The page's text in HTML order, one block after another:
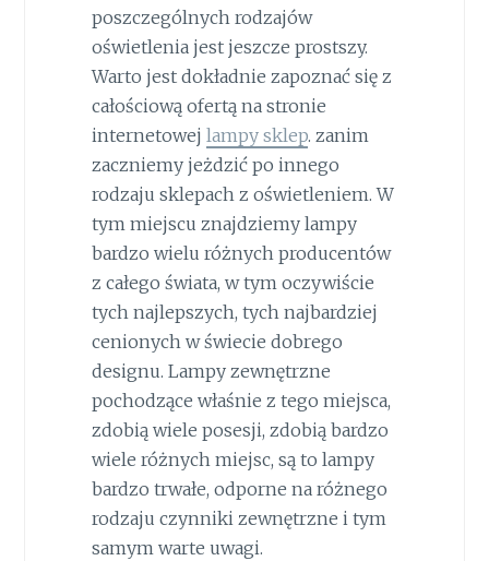
poszczególnych rodzajów
oświetlenia jest jeszcze prostszy.
Warto jest dokładnie zapoznać się z
całościową ofertą na stronie
internetowej lampy sklep. zanim
zaczniemy jeżdzić po innego
rodzaju sklepach z oświetleniem. W
tym miejscu znajdziemy lampy
bardzo wielu różnych producentów
z całego świata, w tym oczywiście
tych najlepszych, tych najbardziej
cenionych w świecie dobrego
designu. Lampy zewnętrzne
pochodzące właśnie z tego miejsca,
zdobią wiele posesji, zdobią bardzo
wiele różnych miejsc, są to lampy
bardzo trwałe, odporne na różnego
rodzaju czynniki zewnętrzne i tym
samym warte uwagi.